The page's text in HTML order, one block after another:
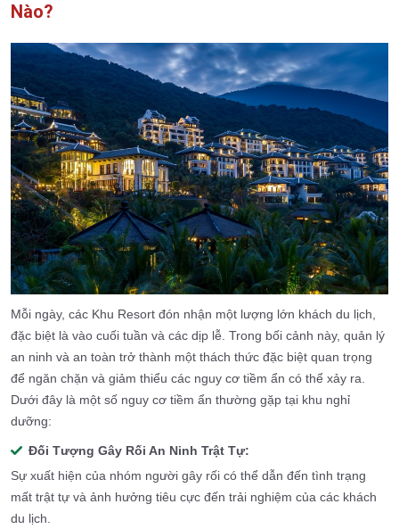
Nào?
Mỗi ngày, các Khu Resort đón nhận một lượng lớn khách du lịch,
đặc biệt là vào cuối tuần và các dịp lễ. Trong bối cảnh này, quản lý
an ninh và an toàn trở thành một thách thức đặc biệt quan trọng
để ngăn chặn và giảm thiểu các nguy cơ tiềm ẩn có thể xảy ra.
Dưới đây là một số nguy cơ tiềm ẩn thường gặp tại khu nghỉ
dưỡng:
Đối Tượng Gây Rối An Ninh Trật Tự:
Sự xuất hiện của nhóm người gây rối có thể dẫn đến tình trạng
mất trật tự và ảnh hưởng tiêu cực đến trải nghiệm của các khách
du lịch.